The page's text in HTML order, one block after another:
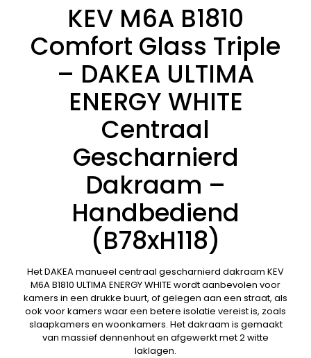
KEV M6A B1810
Comfort Glass Triple
– DAKEA ULTIMA
ENERGY WHITE
Centraal
Gescharnierd
Dakraam –
Handbediend
(B78xH118)
Het DAKEA manueel centraal gescharnierd dakraam KEV
M6A B1810 ULTIMA ENERGY WHITE wordt aanbevolen voor
kamers in een drukke buurt, of gelegen aan een straat, als
ook voor kamers waar een betere isolatie vereist is, zoals
slaapkamers en woonkamers. Het dakraam is gemaakt
van massief dennenhout en afgewerkt met 2 witte
laklagen.